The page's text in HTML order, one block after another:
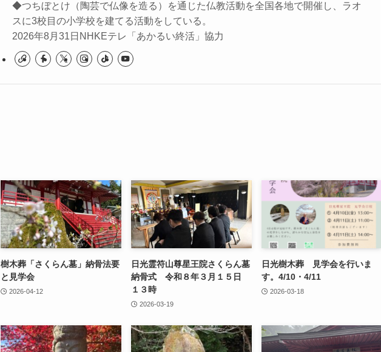
◆つちぼとけ（陶芸で仏像を造る）を通じた仏教活動を全国各地で開催し、ラオ
スに3校目の小学校を建てる活動をしている。
2026年8月31日NHKEテレ「あかるい終活」協力
樹木葬「さくらん墓」納骨法要
と見学会
2026-04-12
日光霊符山尊星王院さくらん墓
納骨式 令和８年３月１５日
１３時
2026-03-19
日光樹木葬 見学会を行いま
す。4/10・4/11
2026-03-18